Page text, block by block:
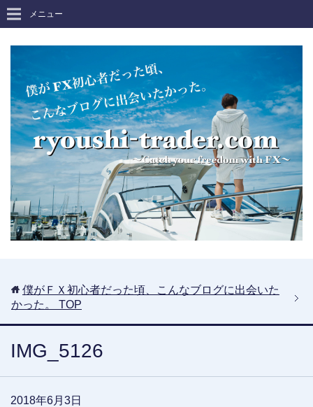
メニュー
僕がＦＸ初心者だった頃、こんなブログに出会いた
かった。
TOP
IMG_5126
2018年6月3日